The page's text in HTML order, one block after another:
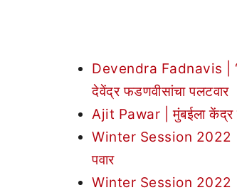
Devendra Fadnavis | “मुंबई
देवेंद्र फडणवीसांचा पलटवार
Ajit Pawar | मुंबईला केंद्र
Winter Session 2022 |
पवार
Winter Session 2022 |